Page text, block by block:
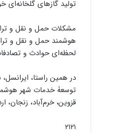
تولید گازهای گلخانه‌ای
مشکلات حمل و نقل و
هوشمند حمل و نقل و
لحظه‌ای حوادث و
توسعۀ خدمات شهر هوشمند
قزوین، خرم‌آباد،
۲۱۲۱